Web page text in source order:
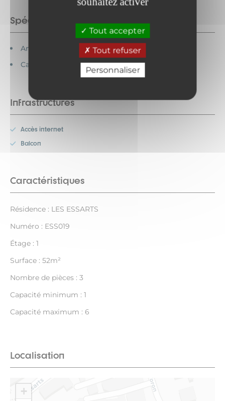
Tout accepter
Tout refuser
Personnaliser
Spécificités
Animaux acceptés
Cartes bancaires acceptées
Infrastructures
Accès internet
Balcon
Caractéristiques
Résidence : LES ESSARTS
Numéro : ESS019
Étage : 1
Surface : 52m²
Nombre de pièces : 3
Capacité minimum : 1
Capacité maximum : 6
Localisation
+